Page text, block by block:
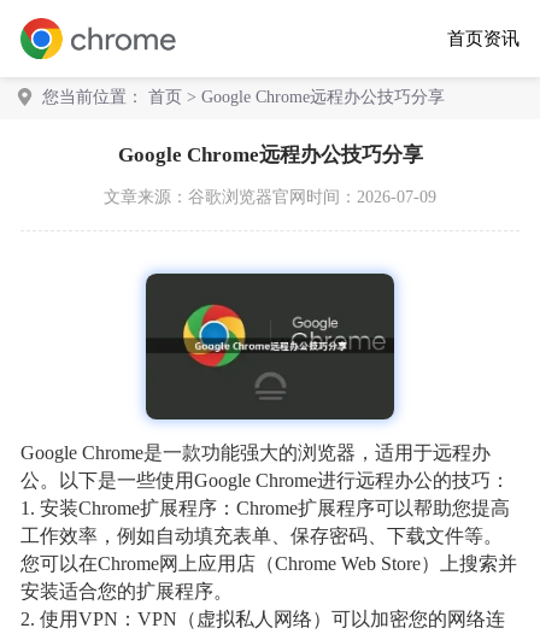
首页资讯
您当前位置： 首页 > Google Chrome远程办公技巧分享
Google Chrome远程办公技巧分享
文章来源： 谷歌浏览器官网 时间：2026-07-09
Google Chrome是一款功能强大的浏览器，适用于远程办
公。以下是一些使用Google Chrome进行远程办公的技巧：
1. 安装Chrome扩展程序：Chrome扩展程序可以帮助您提高
工作效率，例如自动填充表单、保存密码、下载文件等。
您可以在Chrome网上应用店（Chrome Web Store）上搜索并
安装适合您的扩展程序。
2. 使用VPN：VPN（虚拟私人网络）可以加密您的网络连